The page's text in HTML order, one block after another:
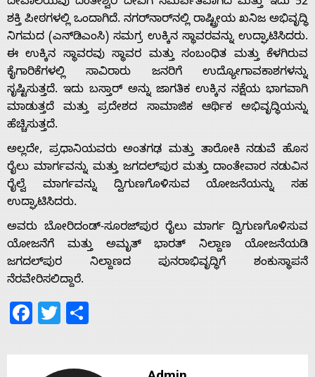
Home
About
Us
Advertise
With
s
ಶಕ್ತಿ ಪೀಠಗಳಲ್ಲಿ ಒಂದಾಗಿದೆ. ನಗರ್‌ನಾರ್‌ನಲ್ಲಿ ರಾಷ್ಟ್ರೀಯ ಖನಿಜ ಅಭಿವೃದ್ಧಿ
ನಿಗಮದ (ಎನ್‌ಡಿಎಂಸಿ) ಸಮಗ್ರ ಉಕ್ಕಿನ ಸ್ಥಾವರವನ್ನು ಉದ್ಘಾಟಿಸಿದರು.
ಈ ಉಕ್ಕಿನ ಸ್ಥಾವರವು ಸ್ಥಾವರ ಮತ್ತು ಸಂಬಂಧಿತ ಮತ್ತು ಕೆಳಗಿರುವ
ಕೈಗಾರಿಕೆಗಳಲ್ಲಿ ಸಾವಿರಾರು ಜನರಿಗೆ ಉದ್ಯೋಗಾವಕಾಶಗಳನ್ನು
ಸೃಷ್ಟಿಸುತ್ತದೆ. ಇದು ಬಸ್ತಾರ್ ಅನ್ನು ಜಾಗತಿಕ ಉಕ್ಕಿನ ನಕ್ಷೆಯ ಭಾಗವಾಗಿ
ಮಾಡುತ್ತದೆ ಮತ್ತು ಪ್ರದೇಶದ ಸಾಮಾಜಿಕ ಆರ್ಥಿಕ ಅಭಿವೃದ್ಧಿಯನ್ನು
ಹೆಚ್ಚಿಸುತ್ತದೆ.
ಅಲ್ಲದೇ, ಪ್ರಧಾನಿಯವರು ಅಂತಗಢ ಮತ್ತು ತಾರೋಕಿ ನಡುವೆ ಹೊಸ
ರೈಲು ಮಾರ್ಗವನ್ನು ಮತ್ತು ಜಗದಲ್‌ಪುರ ಮತ್ತು ದಾಂತೇವಾರ ನಡುವಿನ
ರೈಲ್ವೆ ಮಾರ್ಗವನ್ನು ದ್ವಿಗುಣಗೊಳಿಸುವ ಯೋಜನೆಯನ್ನು ಸಹ
ಉದ್ಘಾಟಿಸಿದರು.
ಅವರು ಬೋರಿದಂಡ್-ಸೂರಜ್‌ಪುರ ರೈಲು ಮಾರ್ಗ ದ್ವಿಗುಣಗೊಳಿಸುವ
ಯೋಜನೆಗೆ ಮತ್ತು ಅಮೃತ್ ಭಾರತ್ ನಿಲ್ದಾಣ ಯೋಜನೆಯಡಿ
ಜಗದಲ್‌ಪುರ ನಿಲ್ದಾಣದ ಪುನರಾಭಿವೃದ್ಧಿಗೆ ಶಂಕುಸ್ಥಾಪನೆ
ನೆರವೇರಿಸಲಿದ್ದಾರೆ.
Facebook
Twitter